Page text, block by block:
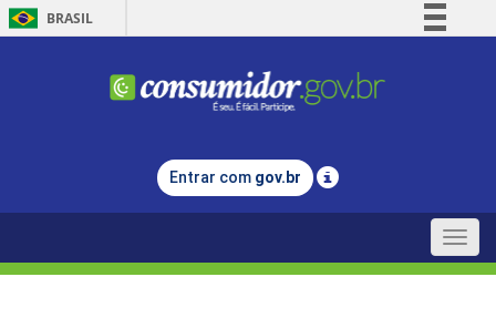
BRASIL
Comunica BR
Legislação
Entrar com gov.br
Toggle